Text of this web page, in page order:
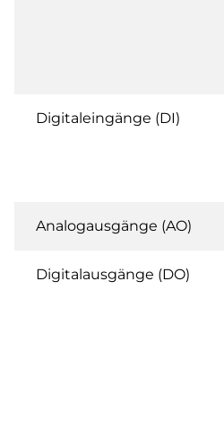
Digitaleingänge (DI)
Analogausgänge (AO)
Digitalausgänge (DO)